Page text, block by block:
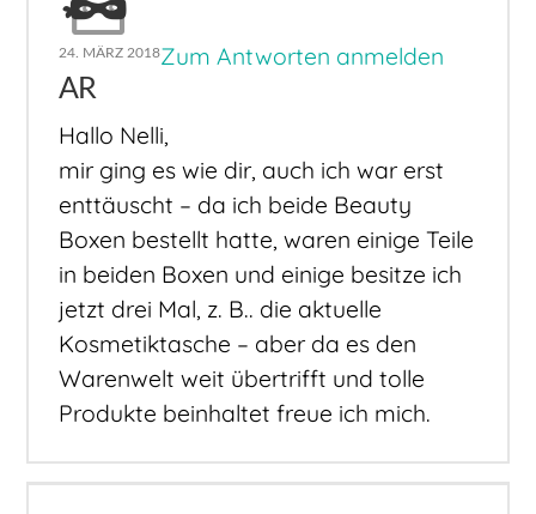
24. MÄRZ 2018Zum Antworten anmelden
AR
Hallo Nelli,
mir ging es wie dir, auch ich war erst
enttäuscht – da ich beide Beauty
Boxen bestellt hatte, waren einige Teile
in beiden Boxen und einige besitze ich
jetzt drei Mal, z. B.. die aktuelle
Kosmetiktasche – aber da es den
Warenwelt weit übertrifft und tolle
Produkte beinhaltet freue ich mich.